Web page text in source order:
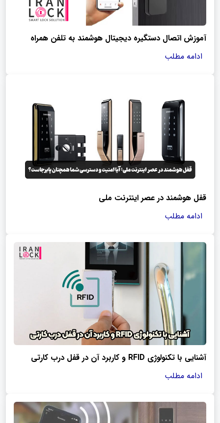
آموزش اتصال دستگیره دیجیتال هوشمند به تلفن همراه
ادامه مطلب
قفل هوشمند در عصر اینترنت ملی
ادامه مطلب
آشنایی با تکنولوژی RFID و کاربرد آن در قفل درب کارتی
ادامه مطلب